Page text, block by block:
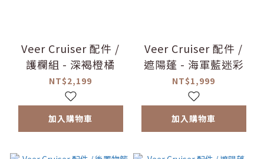
Veer Cruiser 配件 /
護欄組 - 深褐橙橘
NT$2,199
加入購物車
Veer Cruiser 配件 /
遮陽蓬 - 海軍藍迷彩
NT$1,999
加入購物車